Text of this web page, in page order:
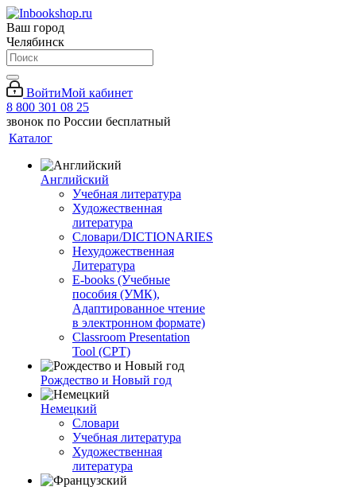
Ваш город
Челябинск
ВойтиМой кабинет
8 800 301 08 25
звонок по России бесплатный
Каталог
Английский
Учебная литература
Художественная
литература
Словари/DICTIONARIES
Нехудожественная
Литература
E-books (Учебные
пособия (УМК),
Адаптированное чтение
в электронном формате)
Classroom Presentation
Tool (CPT)
Рождество и Новый год
Немецкий
Словари
Учебная литература
Художественная
литература